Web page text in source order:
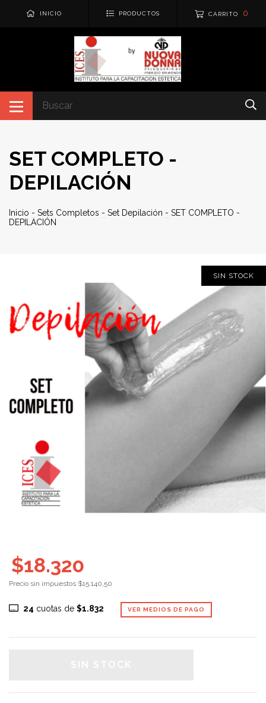
INICIO PRODUCTOS CARRITO 0
SET COMPLETO -
DEPILACIÓN
Inicio - Sets Completos - Set Depilación - SET COMPLETO -
DEPILACIÓN
SIN STOCK
$18.320
Precio sin impuestos $15.140,50
24 cuotas de $1.832 VER MEDIOS DE PAGO